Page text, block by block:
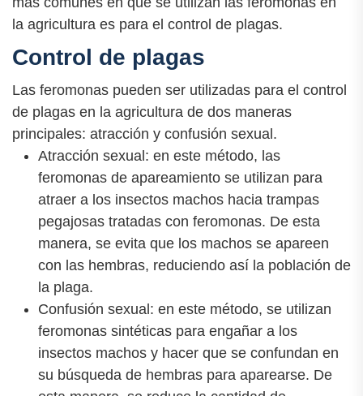
la agricultura es para el control de plagas.
Control de plagas
Las feromonas pueden ser utilizadas para el control
de plagas en la agricultura de dos maneras
principales: atracción y confusión sexual.
Atracción sexual: en este método, las
feromonas de apareamiento se utilizan para
atraer a los insectos machos hacia trampas
pegajosas tratadas con feromonas. De esta
manera, se evita que los machos se apareen
con las hembras, reduciendo así la población de
la plaga.
Confusión sexual: en este método, se utilizan
feromonas sintéticas para engañar a los
insectos machos y hacer que se confundan en
su búsqueda de hembras para aparearse. De